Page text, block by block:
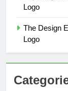
Exploring
The Design